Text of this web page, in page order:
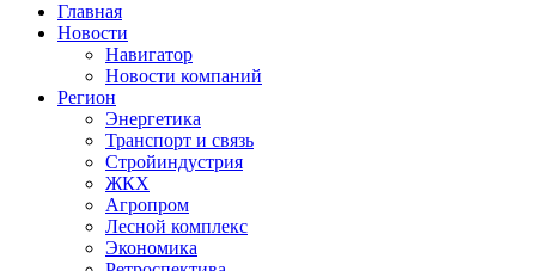
Главная
Новости
Навигатор
Новости компаний
Регион
Энергетика
Транспорт и связь
Стройиндустрия
ЖКХ
Агропром
Лесной комплекс
Экономика